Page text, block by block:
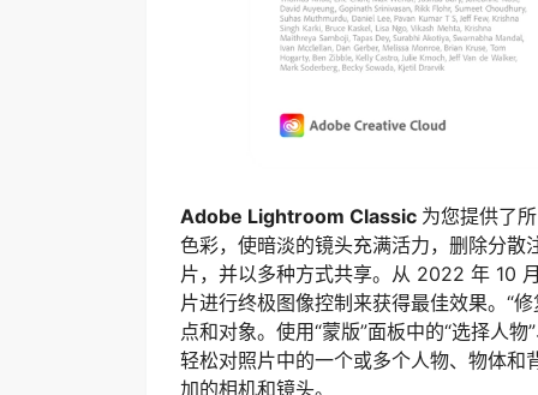
Adobe Lightroom Classic 为您提供了
色彩，使暗淡的镜头充满活力，删除分
片，并以多种方式共享。从 2022 年 10
片进行终极图像控制来获得最佳效果。“
点和对象。使用“蒙版”面板中的“选择人
轻松对照片中的一个或多个人物、物体
加的相机和镜头。